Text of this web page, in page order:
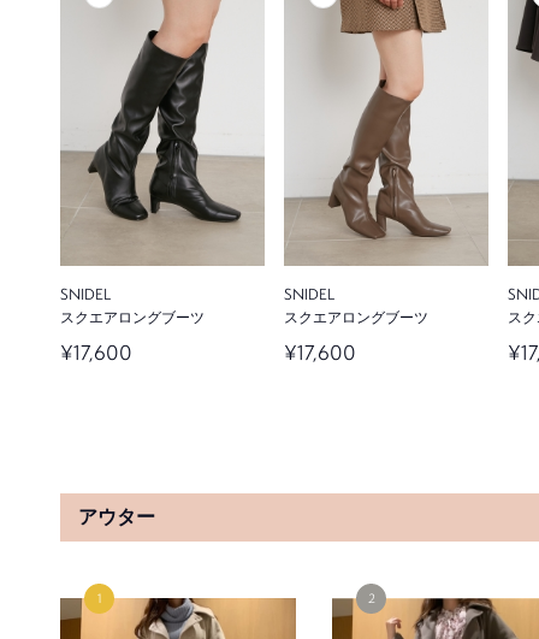
SNIDEL
スクエアロングブーツ
¥17,600
SNIDEL
スクエアロングブーツ
¥17,600
ス
アウター